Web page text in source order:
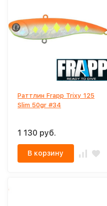
Раттлин Frapp Trixy 125
Slim 50gr #34
1 130 руб.
В корзину